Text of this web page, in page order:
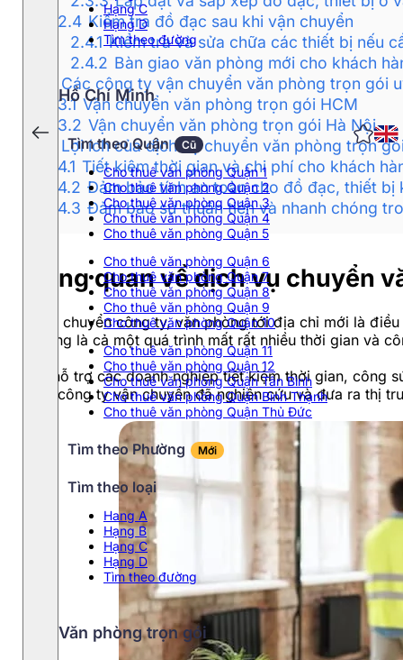
Hạng C
Hạng D
Tìm theo đường
Hồ Chí Minh
Tìm theo Quận Cũ
Cho thuê văn phòng Quận 1
Cho thuê văn phòng Quận 2
Cho thuê văn phòng Quận 3
Cho thuê văn phòng Quận 4
Cho thuê văn phòng Quận 5
Cho thuê văn phòng Quận 6
Cho thuê văn phòng Quận 7
Cho thuê văn phòng Quận 8
Cho thuê văn phòng Quận 9
Cho thuê văn phòng Quận 10
Cho thuê văn phòng Quận 11
Cho thuê văn phòng Quận 12
Cho thuê văn phòng Quận Tân Bình
Cho thuê văn phòng Quận Bình Thạnh
Cho thuê văn phòng Quận Thủ Đức
Tìm theo Phường Mới
Tìm theo loại
Hang A
Hạng B
Hạng C
Hạng D
Tìm theo đường
Văn phòng trọn gói
2.4 Kiểm tra đồ đạc sau khi vận chuyển
2.4.1 Kiểm tra và sửa chữa các thiết bị nếu
2.4.2 Bàn giao văn phòng mới cho khách
Các công ty vận chuyển văn phòng trọn gói
3.1 Vận chuyển văn phòng trọn gói HCM
3.2 Vận chuyển văn phòng trọn gói Hà Nội
Lợi ích của dịch vụ chuyển văn phòng trọn
4.1 Tiết kiệm thời gian và chi phí cho khách
4.2 Đảm bảo tính an toàn cho đồ đạc, thiết bị
4.3 Đảm bảo sự thuận tiện và nhanh chóng
Tổng quan về dịch vụ chuyển
Việc chuyển công ty, văn phòng tới địa chỉ mới là
phòng là cả một quá trình mất rất nhiều thời gian và
Để hỗ trợ các doanh nghiệp tiết kiệm thời gian, công
các công ty vận chuyển đã nghiên cứu và đưa ra thị